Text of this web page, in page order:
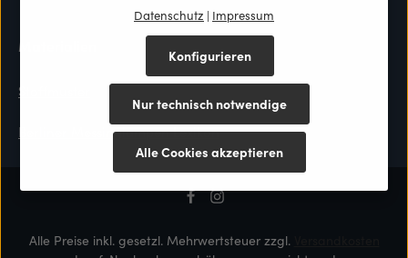
Materialien
Stoffmuster
Berliner Messinglampen Lexikon
Alle Preise inkl. gesetzl. Mehrwertsteuer zzgl.
Datenschutz | Impressum
Nur technisch notwendige
Konfigurieren
Alle Cookies akzeptieren